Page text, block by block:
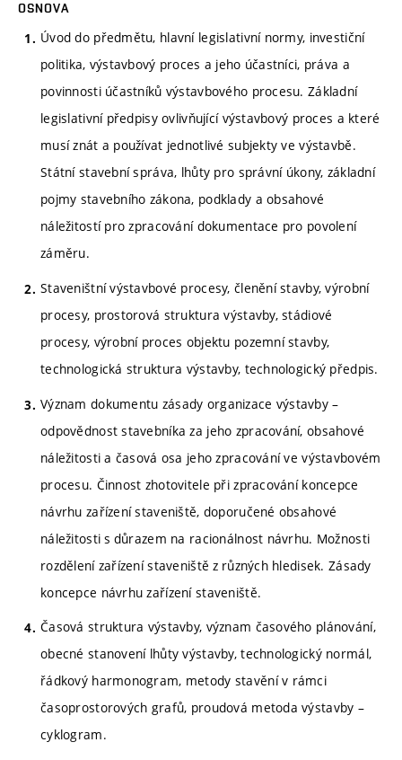
OSNOVA
Úvod do předmětu, hlavní legislativní normy, investiční
politika, výstavbový proces a jeho účastníci, práva a
povinnosti účastníků výstavbového procesu. Základní
legislativní předpisy ovlivňující výstavbový proces a které
musí znát a používat jednotlivé subjekty ve výstavbě.
Státní stavební správa, lhůty pro správní úkony, základní
pojmy stavebního zákona, podklady a obsahové
náležitostí pro zpracování dokumentace pro povolení
záměru.
Staveništní výstavbové procesy, členění stavby, výrobní
procesy, prostorová struktura výstavby, stádiové
procesy, výrobní proces objektu pozemní stavby,
technologická struktura výstavby, technologický předpis.
Význam dokumentu zásady organizace výstavby –
odpovědnost stavebníka za jeho zpracování, obsahové
náležitosti a časová osa jeho zpracování ve výstavbovém
procesu. Činnost zhotovitele při zpracování koncepce
návrhu zařízení staveniště, doporučené obsahové
náležitosti s důrazem na racionálnost návrhu. Možnosti
rozdělení zařízení staveniště z různých hledisek. Zásady
koncepce návrhu zařízení staveniště.
Časová struktura výstavby, význam časového plánování,
obecné stanovení lhůty výstavby, technologický normál,
řádkový harmonogram, metody stavění v rámci
časoprostorových grafů, proudová metoda výstavby –
cyklogram.